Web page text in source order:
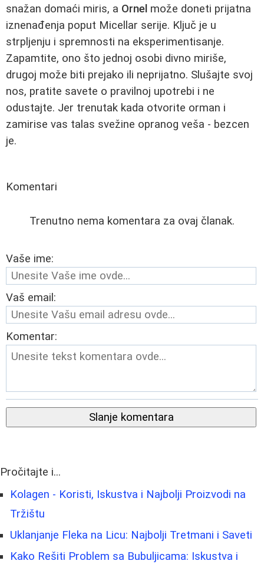
snažan domaći miris, a Ornel može doneti prijatna
iznenađenja poput Micellar serije. Ključ je u
strpljenju i spremnosti na eksperimentisanje.
Zapamtite, ono što jednoj osobi divno miriše,
drugoj može biti prejako ili neprijatno. Slušajte svoj
nos, pratite savete o pravilnoj upotrebi i ne
odustajte. Jer trenutak kada otvorite orman i
zamirise vas talas svežine opranog veša - bezcen
je.
Komentari
Trenutno nema komentara za ovaj članak.
Vaše ime:
Vaš email:
Komentar:
Slanje komentara
Pročitajte i...
Kolagen - Koristi, Iskustva i Najbolji Proizvodi na
Tržištu
Uklanjanje Fleka na Licu: Najbolji Tretmani i Saveti
Kako Rešiti Problem sa Bubuljicama: Iskustva i